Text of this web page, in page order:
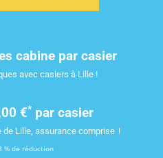
cabine par casier
avec casiers à Lille !
€*par casier
de Lille, assurance comprise !
% de réduction